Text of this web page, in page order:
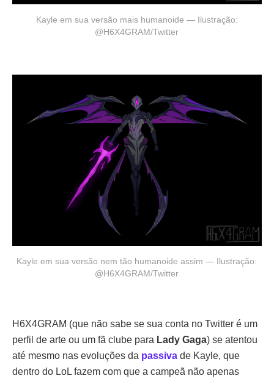
Kayle em sua versão mais humanoide — Ilustração:
@H6X4GRAM/Twitter
Kayle em sua versão nem tão humanoide assim — Ilustração:
@H6X4GRAM/Twitter
H6X4GRAM (que não sabe se sua conta no Twitter é um
perfil de arte ou um fã clube para Lady Gaga) se atentou
até mesmo nas evoluções da passiva de Kayle, que
dentro do LoL fazem com que a campeã não apenas